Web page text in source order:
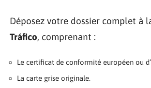
Déposez votre dossier complet à
Tráfico, comprenant :
Le certificat de conformité européen ou
La carte grise originale.